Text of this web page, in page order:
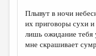
СТРАНИЦЫ ПАМЯТИ
ОБЪЯВЛЕНИЯ
Плывут в ночи
их приговоры сухи
лишь ожидание тебя
мне скрашивает